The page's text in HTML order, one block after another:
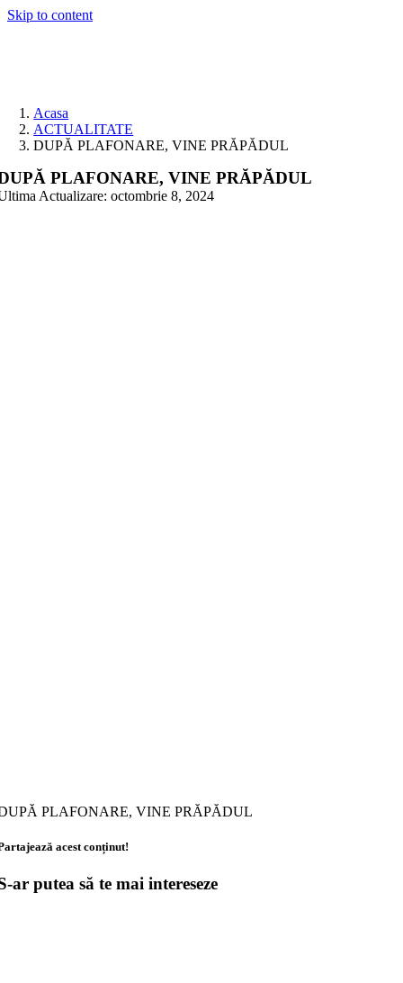
Skip to content
Acasa
ACTUALITATE
DUPĂ PLAFONARE, VINE PRĂPĂDUL
PLAFONARE, VINE PRĂPĂDUL
Actualizare: octombrie 8, 2024
PLAFONARE, VINE PRĂPĂDUL
acest conținut!
ar putea să te mai intereseze